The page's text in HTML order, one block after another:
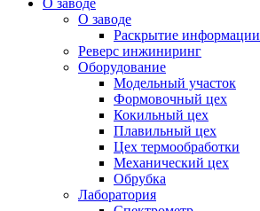
О заводе
О заводе
Раскрытие информации
Реверс инжиниринг
Оборудование
Модельный участок
Формовочный цех
Кокильный цех
Плавильный цех
Цех термообработки
Механический цех
Обрубка
Лаборатория